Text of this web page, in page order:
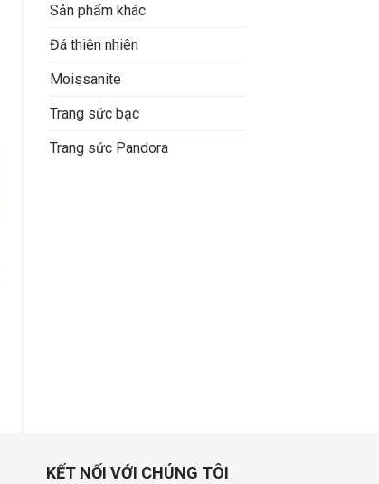
Sản phẩm khác
Đá thiên nhiên
Moissanite
Trang sức bạc
Trang sức Pandora
KẾT NỐI VỚI CHÚNG TÔI